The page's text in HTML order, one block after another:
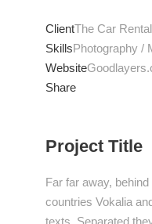
ClientThe Car
SkillsPhotography /
Website
Share
Project Title
Far far away,
countries Vokalia
texts. Separated